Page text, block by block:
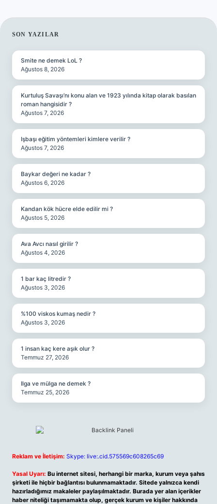
SIDEBAR
SON YAZILAR
Smite ne demek LoL ?
Ağustos 8, 2026
Kurtuluş Savaşı’nı konu alan ve 1923 yılında kitap olarak basılan
roman hangisidir ?
Ağustos 7, 2026
Işbaşı eğitim yöntemleri kimlere verilir ?
Ağustos 7, 2026
Baykar değeri ne kadar ?
Ağustos 6, 2026
Kandan kök hücre elde edilir mi ?
Ağustos 5, 2026
Ava Avcı nasıl girilir ?
Ağustos 4, 2026
1 bar kaç litredir ?
Ağustos 3, 2026
%100 viskos kumaş nedir ?
Ağustos 3, 2026
1 insan kaç kere aşık olur ?
Temmuz 27, 2026
Ilga ve mülga ne demek ?
Temmuz 25, 2026
Reklam ve İletişim: Skype: live:.cid.575569c608265c69
Yasal Uyarı: Bu internet sitesi, herhangi bir marka, kurum veya şahıs
şirketi ile hiçbir bağlantısı bulunmamaktadır. Sitede yalnızca kendi
hazırladığımız makaleler paylaşılmaktadır. Burada yer alan içerikler
haber niteliği taşımamakta olup, gerçek kurum ve kişiler hakkında